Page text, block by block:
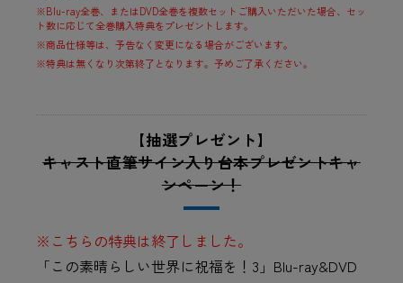
※Blu-ray全巻、またはDVD全巻を複数セットご購入いただいた場合、セッ
ト数に応じて全巻購入特典をプレゼントします。
※商品仕様等は、予告なく変更になる場合がございます。
※特典は無くなり次第終了となります。予めご了承ください。
【抽選プレゼント】
キャスト直筆サイン入り台本プレゼントキャ
ンペーン！
※こちらの特典は終了しました。
「この素晴らしい世界に祝福を！3」Blu-ray&DVD